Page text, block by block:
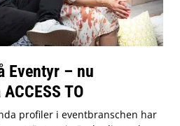
Eventyr – nu
TO
profiler i eventbranschen har